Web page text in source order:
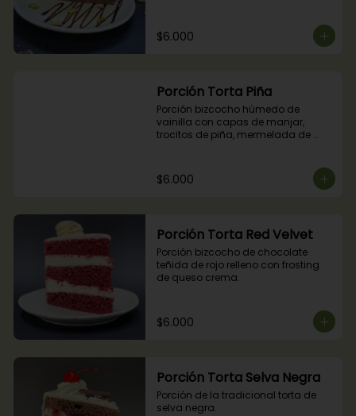
crema de pistachos.
$6.000
Porción Torta Piña
Porción bizcocho húmedo de
vainilla con capas de manjar,
trocitos de piña, mermelada de
$6.000
Porción Torta Red Velvet
Porción bizcocho de chocolate
teñida de rojo relleno con frosting
de queso crema.
$6.000
Porción Torta Selva Negra
Porción de la tradicional torta de
selva negra.